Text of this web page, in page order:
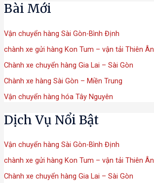
:Bài Mới
Vận chuyển hàng Sài Gòn-Bình Định
chành xe gửi hàng Kon Tum – vận tải Thiên Ân
Chành xe chuyển hàng Gia Lai – Sài Gòn
Chành xe hàng Sài Gòn – Miền Trung
Vận chuyển hàng hóa Tây Nguyên
Dịch Vụ Nổi Bật
Vận chuyển hàng Sài Gòn-Bình Định
chành xe gửi hàng Kon Tum – vận tải Thiên Ân
Chành xe chuyển hàng Gia Lai – Sài Gòn